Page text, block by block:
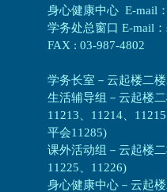
身心健康中心 E-mail
学务处总窗口 E-mail
FAX : 03-987-4802
学务长室－云起楼二
生活辅导组 － 云起楼
11213、11214、
平会11285)
课外活动组 － 云起楼
11225、11226)
身心健康中心 － 云起